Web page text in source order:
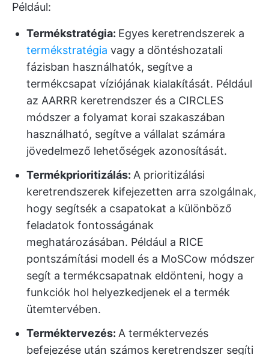
Például:
Termékstratégia: Egyes keretrendszerek a
termékstratégia vagy a döntéshozatali
fázisban használhatók, segítve a
termékcsapat víziójának kialakítását. Például
az AARRR keretrendszer és a CIRCLES
módszer a folyamat korai szakaszában
használható, segítve a vállalat számára
jövedelmező lehetőségek azonosítását.
Termékprioritizálás: A prioritizálási
keretrendszerek kifejezetten arra szolgálnak,
hogy segítsék a csapatokat a különböző
feladatok fontosságának
meghatározásában. Például a RICE
pontszámítási modell és a MoSCow módszer
segít a termékcsapatnak eldönteni, hogy a
funkciók hol helyezkedjenek el a termék
ütemtervében.
Terméktervezés: A terméktervezés
befejezése után számos keretrendszer segíti